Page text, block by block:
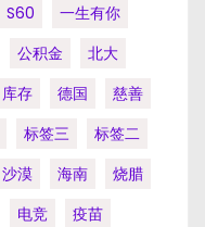
S60
一生有你
公积金
北大
库存 德国
慈善
标签三
标签二
沙漠 海南
烧腊
电竞
疫苗